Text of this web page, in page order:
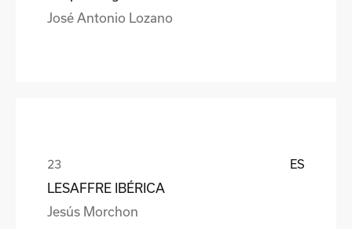
José Antonio Lozano
ES
LESAFFRE IBÉRICA
Jesús Morchon